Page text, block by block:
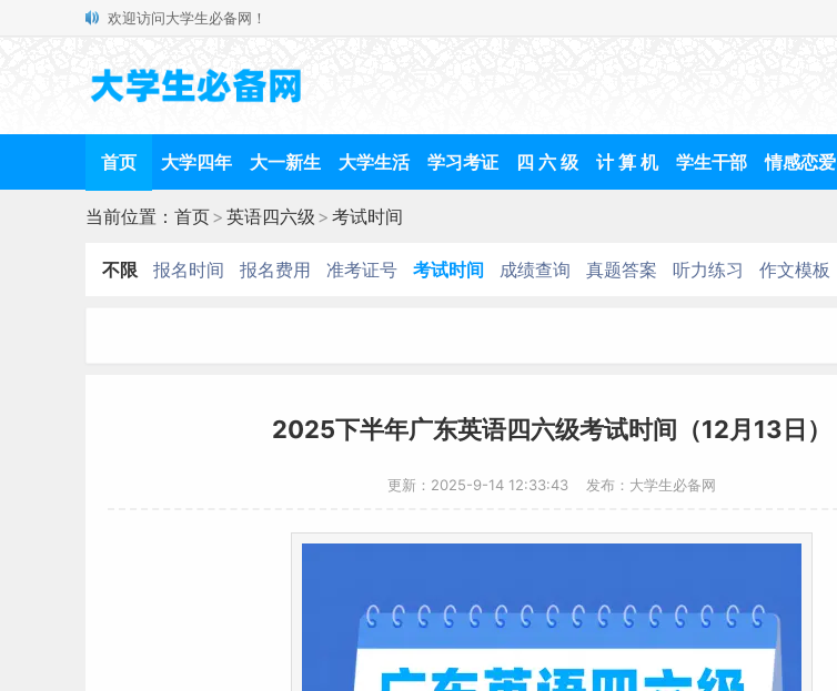
欢迎访问大学生必备网！
首页 大学四年 大一新生 大学生活 学习考证 四 六 级 计 算 机 学生干部 情感恋爱
当前位置： 首页> 英语四六级 > 考试时间
不限 报名时间 报名费用 准考证号 考试时间 成绩查询 真题答案 听力练习 作文模板
2025下半年广东英语四六级考试时间（12月13日）
更新：2025-9-14 12:33:43 发布：大学生必备网